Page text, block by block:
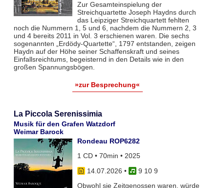
Zur Gesamteinspielung der
Streichquartette Joseph Haydns durch
das Leipziger Streichquartett fehlten
noch die Nummern 1, 5 und 6, nachdem die Nummern 2, 3
und 4 bereits 2011 in Vol. 3 erschienen waren. Die sechs
sogenannten „Erdödy-Quartette“, 1797 entstanden, zeigen
Haydn auf der Höhe seiner Schaffenskraft und seines
Einfallsreichtums, begeisternd in den Details wie in den
großen Spannungsbögen.
»zur Besprechung«
La Piccola Serenissimia
Musik für den Grafen Watzdorf
Weimar Barock
Rondeau ROP6282
1 CD • 70min • 2025
14.07.2026 •
9 10 9
Obwohl sie Zeitgenossen waren, würde